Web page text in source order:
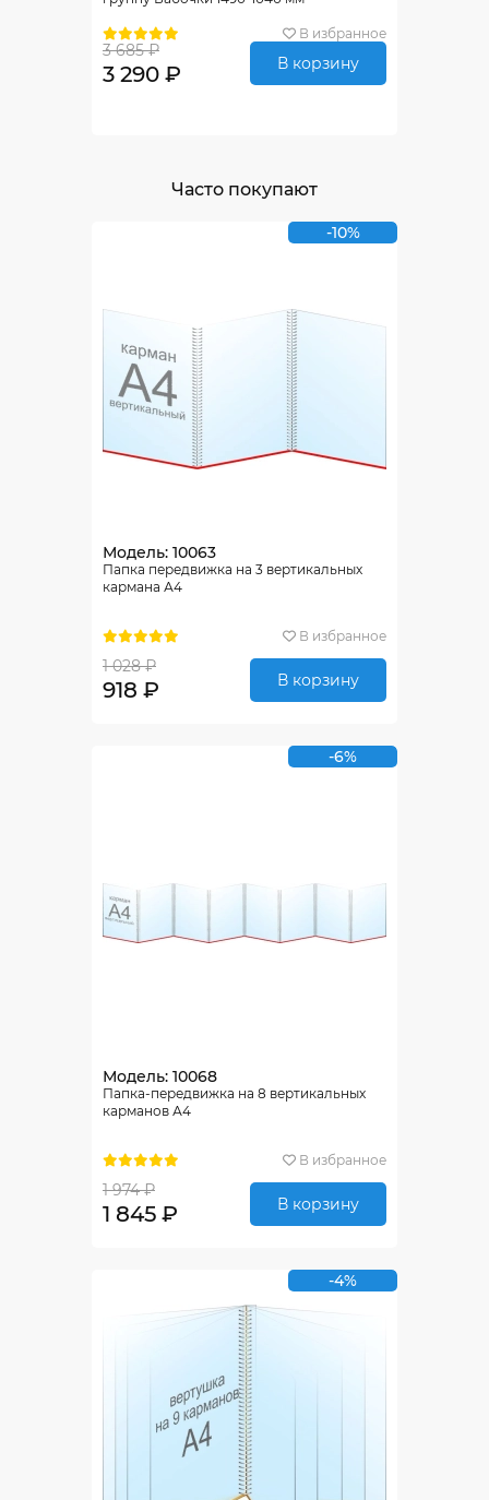
В избранное
3 685 ₽
3 290 ₽ В корзину
Часто покупают
-10%
Модель: 10063
Папка передвижка на 3 вертикальных
кармана А4
В избранное
1 028 ₽
918 ₽ В корзину
-6%
Модель: 10068
Папка-передвижка на 8 вертикальных
карманов А4
В избранное
1 974 ₽
1 845 ₽ В корзину
-4%